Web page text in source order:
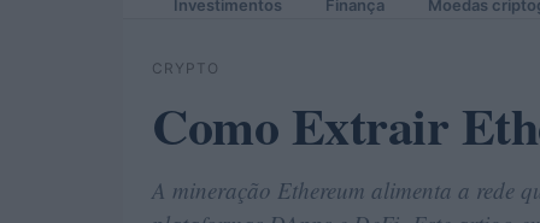
Investimentos Finança Moedas
CRYPTO
Como Extrair
A mineração Ethereum alimenta a rede